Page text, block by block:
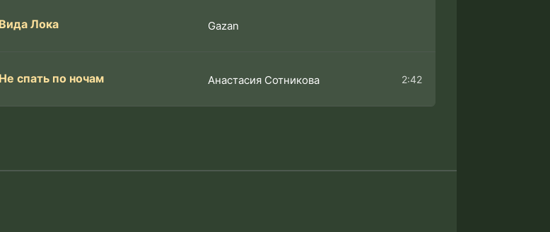
Вида Лока Gazan
Не спать по ночам Анастасия Сотникова 2:42